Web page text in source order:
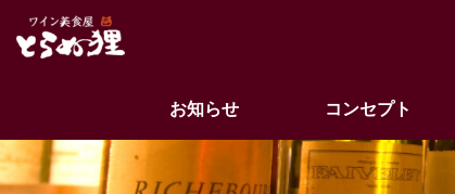
お知らせ コンセプト